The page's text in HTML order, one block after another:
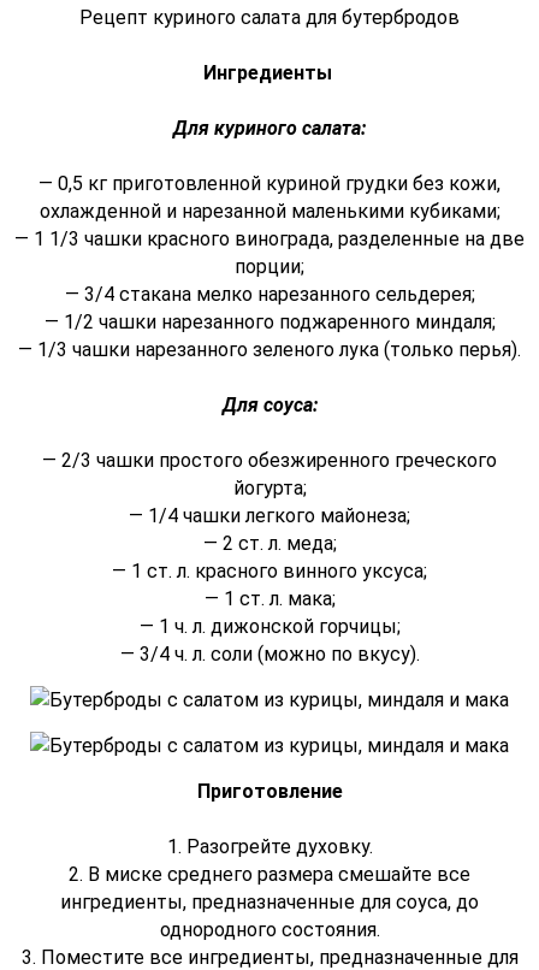
Рецепт куриного салата для бутербродов
Ингредиенты
Для куриного салата:
— 0,5 кг приготовленной куриной грудки без кожи,
охлажденной и нарезанной маленькими кубиками;
— 1 1/3 чашки красного винограда, разделенные на две
порции;
— 3/4 стакана мелко нарезанного сельдерея;
— 1/2 чашки нарезанного поджаренного миндаля;
— 1/3 чашки нарезанного зеленого лука (только перья).
Для соуса:
— 2/3 чашки простого обезжиренного греческого
йогурта;
— 1/4 чашки легкого майонеза;
— 2 ст. л. меда;
— 1 ст. л. красного винного уксуса;
— 1 ст. л. мака;
— 1 ч. л. дижонской горчицы;
— 3/4 ч. л. соли (можно по вкусу).
Приготовление
1. Разогрейте духовку.
2. В миске среднего размера смешайте все
ингредиенты, предназначенные для соуса, до
однородного состояния.
3. Поместите все ингредиенты, предназначенные для